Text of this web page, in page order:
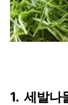
1. 세발나